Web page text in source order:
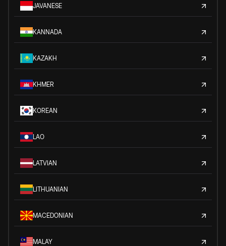
JAVANESE
KANNADA
KAZAKH
KHMER
KOREAN
LAO
LATVIAN
LITHUANIAN
MACEDONIAN
MALAY